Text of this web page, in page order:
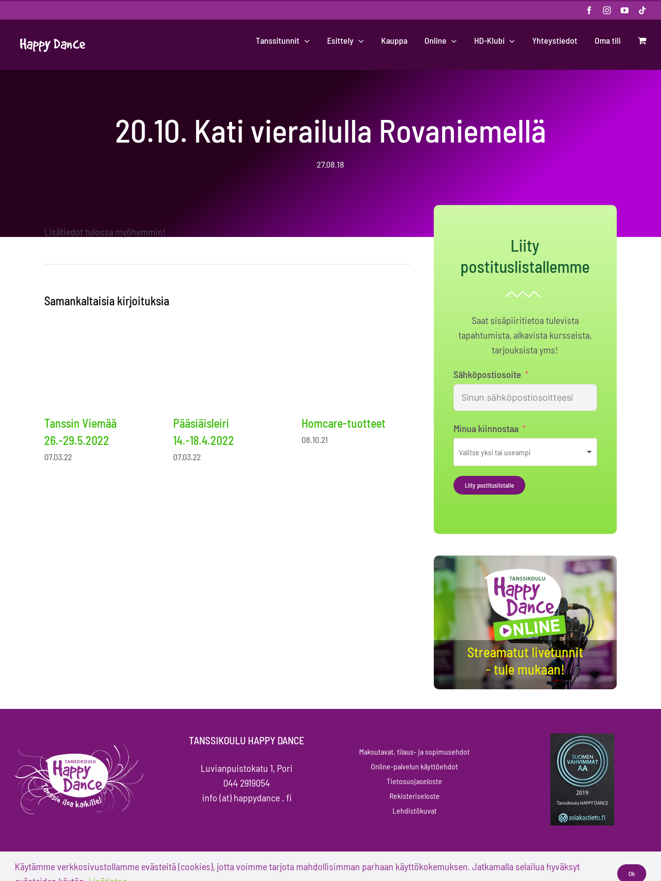
to
content
FacebookInstagramYouTube
Tanssitunnit Esittely Kauppa Online HD-Klubi Yhteystiedot Oma tili
20.10. Kati vierailulla Rovaniemellä
27.08.18
Lisätiedot tulossa myöhemmin!
Samankaltaisia kirjoituksia
Tanssin Viemää
26.-29.5.2022
07.03.22
Pääsiäisleiri
14.-18.4.2022
07.03.22
Homcare-tuotteet
08.10.21
Liity
postituslistallemme
Saat sisäpiiritietoa tulevista
tapahtumista, alkavista kursseista,
tarjouksista yms!
Sähköpostiosoite
Minua kiinnostaa
Liity postituslistalle
Streamatut livetunnit
- tule mukaan!
TANSSIKOULU HAPPY DANCE
Luvianpuistokatu 1, Pori
044 2919054
info (at) happydance . fi
Maksutavat, tilaus- ja sopimusehdot
Online-palvelun käyttöehdot
Tietosuojaseloste
Rekisteriseloste
Lehdistökuvat
© Tanssikoulu Happy Dance
Käytämme verkkosivustollamme evästeitä (cookies), jotta voimme tarjota mahdollisimman parhaan käyttökokemuksen. Jatkamalla selailua hyväksyt
Ok